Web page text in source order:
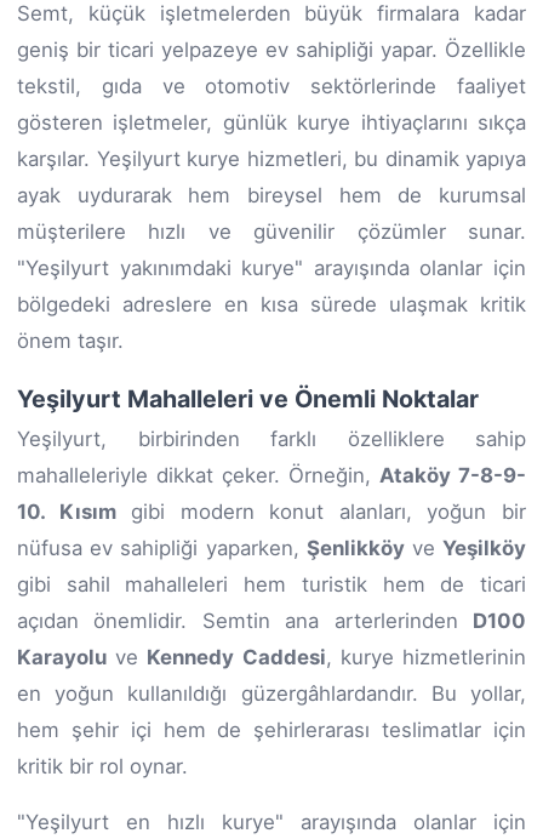
Semt, küçük işletmelerden büyük firmalara kadar
geniş bir ticari yelpazeye ev sahipliği yapar. Özellikle
tekstil, gıda ve otomotiv sektörlerinde faaliyet
gösteren işletmeler, günlük kurye ihtiyaçlarını sıkça
karşılar. Yeşilyurt kurye hizmetleri, bu dinamik yapıya
ayak uydurarak hem bireysel hem de kurumsal
müşterilere hızlı ve güvenilir çözümler sunar.
"Yeşilyurt yakınımdaki kurye" arayışında olanlar için
bölgedeki adreslere en kısa sürede ulaşmak kritik
önem taşır.
Yeşilyurt Mahalleleri ve Önemli Noktalar
Yeşilyurt, birbirinden farklı özelliklere sahip
mahalleleriyle dikkat çeker. Örneğin, Ataköy 7-8-9-
10. Kısımgibi modern konut alanları, yoğun bir
nüfusa ev sahipliği yaparken, ŞenlikköyveYeşilköy
gibi sahil mahalleleri hem turistik hem de ticari
açıdan önemlidir. Semtin ana arterlerinden D100
Karayolu ve Kennedy Caddesi, kurye hizmetlerinin
en yoğun kullanıldığı güzergâhlardandır. Bu yollar,
hem şehir içi hem de şehirlerarası teslimatlar için
kritik bir rol oynar.
"Yeşilyurt en hızlı kurye" arayışında olanlar için